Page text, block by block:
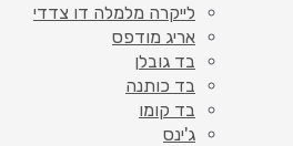
לייקרה מלמלה דו צדדי
אריג מודפס
בד גובלן
בד כותנה
בד קומו
ג'ינס